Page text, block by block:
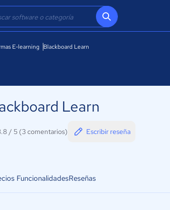
E-learning Blackboard Learn
Learn
/ 5 (3 comentarios) Escribir reseña
FuncionalidadesReseñas